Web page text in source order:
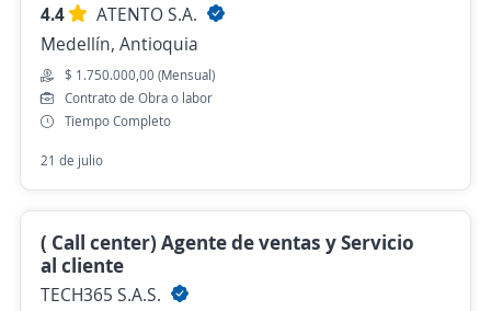
4.4
ATENTO S.A.
Medellín, Antioquia
$ 1.750.000,00 (Mensual)
Contrato de Obra o labor
Tiempo Completo
21 de julio
( Call center) Agente de ventas y Servicio
al cliente
TECH365 S.A.S.